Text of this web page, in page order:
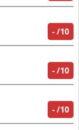
-/10
-/10
-/10